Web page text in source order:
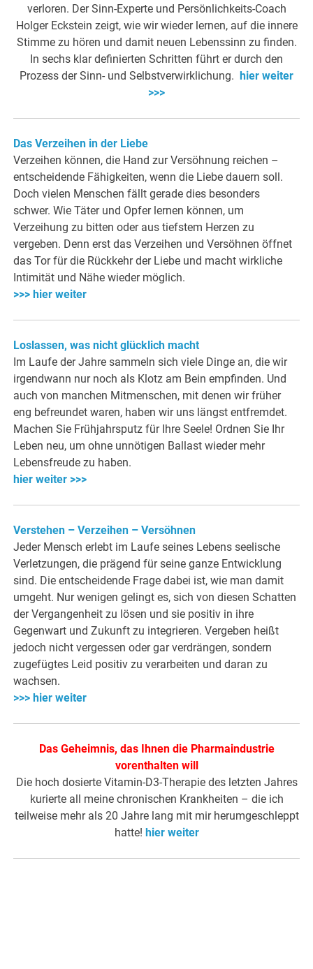
verloren. Der Sinn-Experte und Persönlichkeits-Coach
Holger Eckstein zeigt, wie wir wieder lernen, auf die innere
Stimme zu hören und damit neuen Lebenssinn zu finden.
In sechs klar definierten Schritten führt er durch den
Prozess der Sinn- und Selbstverwirklichung.
hier weiter
>>>
Das Verzeihen in der Liebe
Verzeihen können, die Hand zur Versöhnung reichen –
entscheidende Fähigkeiten, wenn die Liebe dauern soll.
Doch vielen Menschen fällt gerade dies besonders
schwer. Wie Täter und Opfer lernen können, um
Verzeihung zu bitten oder aus tiefstem Herzen zu
vergeben. Denn erst das Verzeihen und Versöhnen öffnet
das Tor für die Rückkehr der Liebe und macht wirkliche
Intimität und Nähe wieder möglich.
>>> hier weiter
Loslassen, was nicht glücklich macht
Im Laufe der Jahre sammeln sich viele Dinge an, die wir
irgendwann nur noch als Klotz am Bein empfinden. Und
auch von manchen Mitmenschen, mit denen wir früher
eng befreundet waren, haben wir uns längst entfremdet.
Machen Sie Frühjahrsputz für Ihre Seele! Ordnen Sie Ihr
Leben neu, um ohne unnötigen Ballast wieder mehr
Lebensfreude zu haben.
hier weiter >>>
Verstehen – Verzeihen – Versöhnen
Jeder Mensch erlebt im Laufe seines Lebens seelische
Verletzungen, die prägend für seine ganze Entwicklung
sind. Die entscheidende Frage dabei ist, wie man damit
umgeht. Nur wenigen gelingt es, sich von diesen Schatten
der Vergangenheit zu lösen und sie positiv in ihre
Gegenwart und Zukunft zu integrieren. Vergeben heißt
jedoch nicht vergessen oder gar verdrängen, sondern
zugefügtes Leid positiv zu verarbeiten und daran zu
wachsen.
>>> hier weiter
Das Geheimnis, das Ihnen die Pharmaindustrie
vorenthalten will
Die hoch dosierte Vitamin-D3-Therapie des letzten Jahres
kurierte all meine chronischen Krankheiten – die ich
teilweise mehr als 20 Jahre lang mit mir herumgeschleppt
hatte! hier weiter